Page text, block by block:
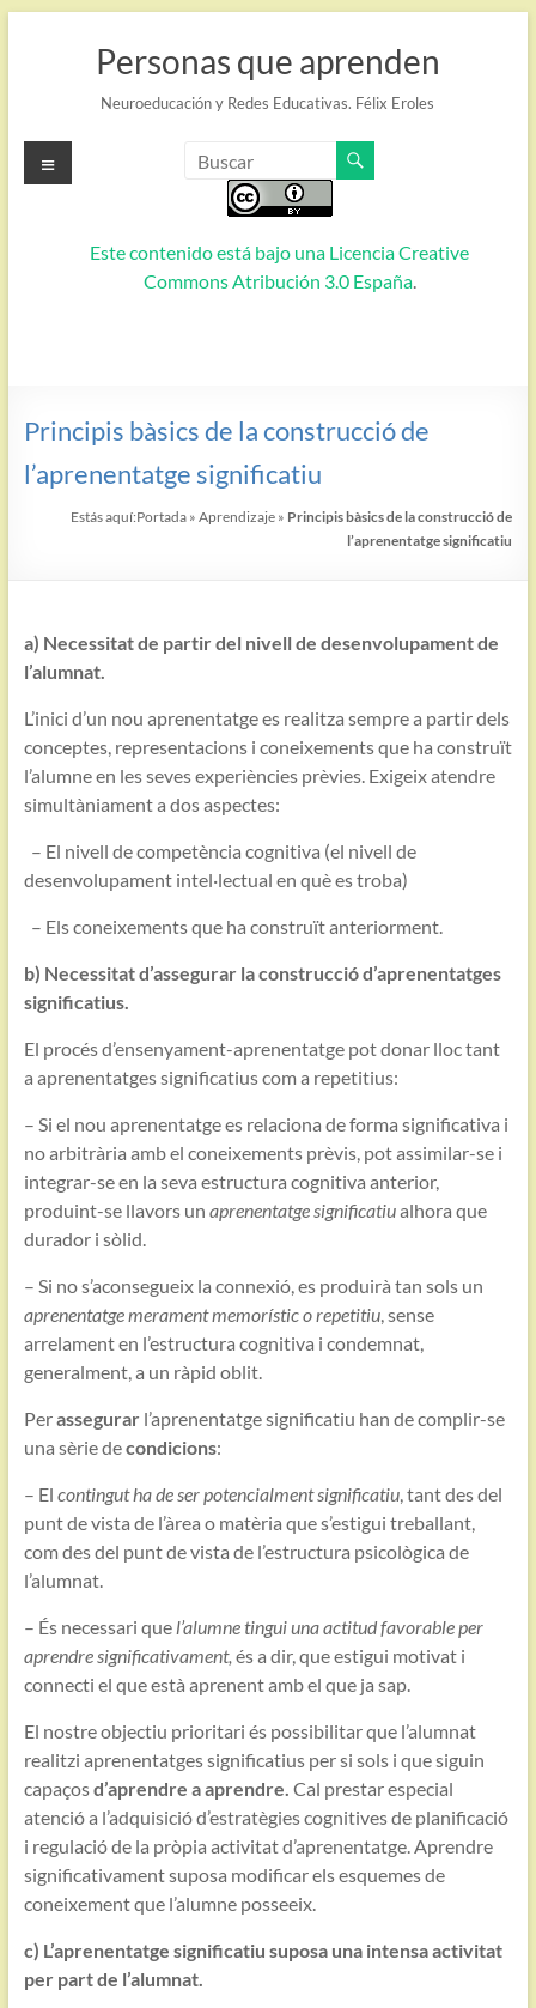
Personas que aprenden
Neuroeducación y Redes Educativas. Félix Eroles
Este contenido está bajo una Licencia Creative
Commons Atribución 3.0 España.
Menú
Principis bàsics de la construcció de
l’aprenentatge significatiu
Estás aquí:Portada »Aprendizaje » Principis bàsics de la construcció de
l’aprenentatge significatiu
a) Necessitat de partir del nivell de desenvolupament de
l’alumnat.
L’inici d’un nou aprenentatge es realitza sempre a partir dels
conceptes, representacions i coneixements que ha construït
l’alumne en les seves experiències prèvies. Exigeix atendre
simultàniament a dos aspectes:
– El nivell de competència cognitiva (el nivell de
desenvolupament intel·lectual en què es troba)
– Els coneixements que ha construït anteriorment.
b) Necessitat d’assegurar la construcció d’aprenentatges
significatius.
El procés d’ensenyament-aprenentatge pot donar lloc tant
a aprenentatges significatius com a repetitius:
– Si el nou aprenentatge es relaciona de forma significativa i
no arbitrària amb el coneixements prèvis, pot assimilar-se i
integrar-se en la seva estructura cognitiva anterior,
produint-se llavors un aprenentatge significatiualhora que
durador i sòlid.
– Si no s’aconsegueix la connexió, es produirà tan sols un
aprenentatge merament memorístic o repetitiu, sense
arrelament en l’estructura cognitiva i condemnat,
generalment, a un ràpid oblit.
Perassegurarl’aprenentatge significatiu han de complir-se
una sèrie decondicions:
– El contingut ha de ser potencialment significatiu, tant des del
punt de vista de l’àrea o matèria que s’estigui treballant,
com des del punt de vista de l’estructura psicològica de
l’alumnat.
– És necessari que l’alumne tingui una actitud favorable per
aprendre significativament, és a dir, que estigui motivat i
connecti el que està aprenent amb el que ja sap.
El nostre objectiu prioritari és possibilitar que l’alumnat
realitzi aprenentatges significatius per si sols i que siguin
capaçosd’aprendre a aprendre. Cal prestar especial
atenció a l’adquisició d’estratègies cognitives de planificació
i regulació de la pròpia activitat d’aprenentatge. Aprendre
significativament suposa modificar els esquemes de
coneixement que l’alumne posseeix.
c) L’aprenentatge significatiu suposa una intensa activitat
per part de l’alumnat.